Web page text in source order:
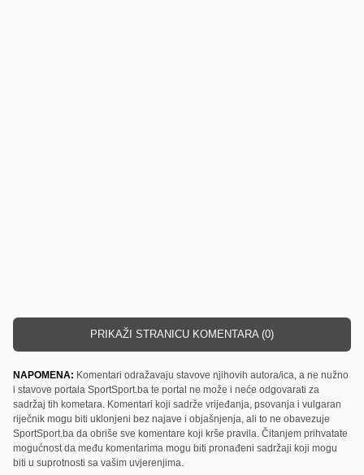
PRIKAŽI STRANICU KOMENTARA (0)
NAPOMENA: Komentari odražavaju stavove njihovih autora/ica, a ne nužno
i stavove portala SportSport.ba te portal ne može i neće odgovarati za
sadržaj tih kometara. Komentari koji sadrže vrijeđanja, psovanja i vulgaran
riječnik mogu biti uklonjeni bez najave i objašnjenja, ali to ne obavezuje
SportSport.ba da obriše sve komentare koji krše pravila. Čitanjem prihvatate
mogućnost da među komentarima mogu biti pronađeni sadržaji koji mogu
biti u suprotnosti sa vašim uvjerenjima.